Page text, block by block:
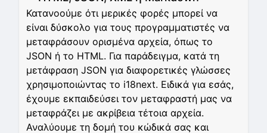
Κατανοούμε ότι μερικές φορές μπορεί να
είναι δύσκολο για τους προγραμματιστές να
μεταφράσουν ορισμένα αρχεία, όπως το
JSON ή το HTML. Για παράδειγμα, κατά τη
μετάφραση JSON για διαφορετικές γλώσσες
χρησιμοποιώντας το i18next. Ειδικά για εσάς,
έχουμε εκπαιδεύσει τον μεταφραστή μας να
μεταφράζει με ακρίβεια τέτοια αρχεία.
Αναλύουμε τη δομή του κώδικά σας και